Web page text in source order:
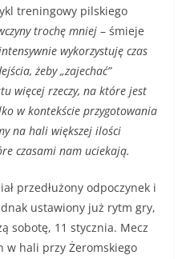
treningowy pilskiego
trochę mniej – śmieje
wykorzystuję czas
żeby „zajechać”
więcej rzeczy, na które jest
w kontekście przygotowania
na hali większej ilości
czasami nam uciekają.
przedłużony odpoczynek i
ustawiony już rytm gry,
sobotę, 11 stycznia. Mecz
w hali przy Żeromskiego